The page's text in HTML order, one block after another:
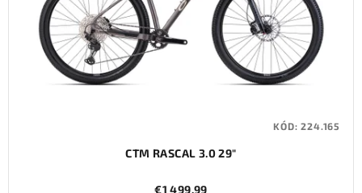
CTM RASCAL 3.0 29"
€1 499,99
KÓD:224.165